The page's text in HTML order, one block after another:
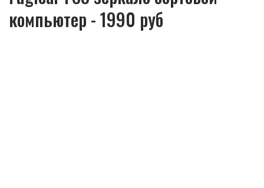
компьютер - 1990 руб